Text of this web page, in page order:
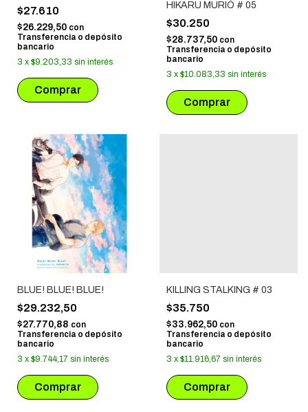
$27.610
$26.229,50 con
Transferencia o depósito
bancario
3 x $9.203,33 sin interés
HIKARU MURIÓ # 05
$30.250
$28.737,50 con
Transferencia o depósito
bancario
3 x $10.083,33 sin interés
BLUE! BLUE! BLUE!
$29.232,50
$27.770,88 con
Transferencia o depósito
bancario
3 x $9.744,17 sin interés
KILLING STALKING # 03
$35.750
$33.962,50 con
Transferencia o depósito
bancario
3 x $11.916,67 sin interés